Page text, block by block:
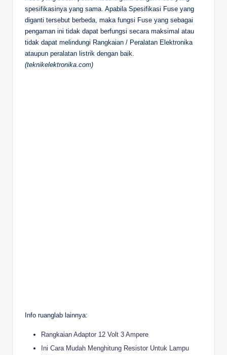
spesifikasinya yang sama. Apabila Spesifikasi Fuse yang
diganti tersebut berbeda, maka fungsi Fuse yang sebagai
pengaman ini tidak dapat berfungsi secara maksimal atau
tidak dapat melindungi Rangkaian / Peralatan Elektronika
ataupun peralatan listrik dengan baik.
(teknikelektronika.com)
Info ruanglab lainnya:
Rangkaian Adaptor 12 Volt 3 Ampere
Ini Cara Mudah Menghitung Resistor Untuk Lampu